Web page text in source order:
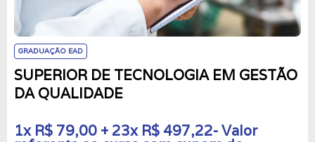
GRADUAÇÃO EAD
SUPERIOR DE TECNOLOGIA EM GESTÃO
DA QUALIDADE
1x R$ 79,00 + 23x R$ 497,22- Valor